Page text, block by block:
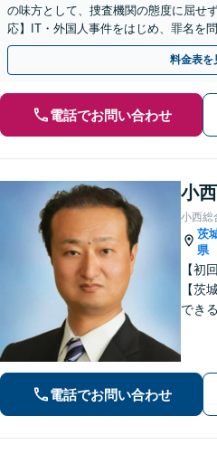
の味方として、捜査機関の態度に屈せ
応】IT・外国人事件をはじめ、罪名を
とも密に連携。幅広い地域へ迅速対応
料金表を
電話でお問い合わせ
小
小西総
茨
県
【初
【茨
でき
にご
電話でお問い合わせ